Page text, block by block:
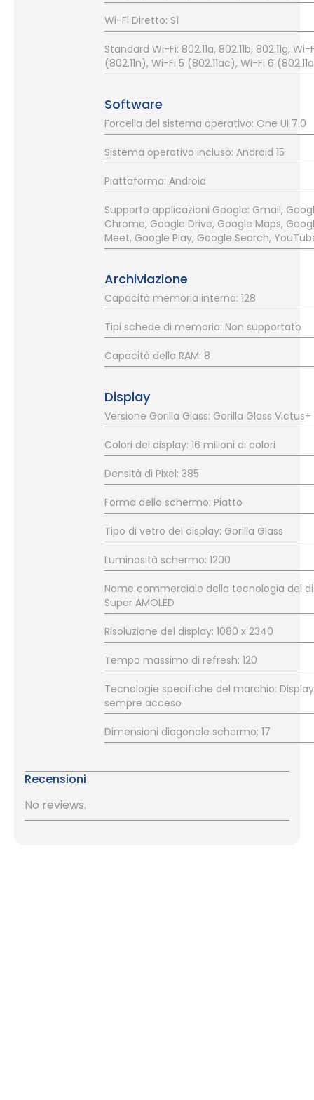
Wi-Fi Diretto: Sì
Standard Wi-Fi: 802.11a, 802.11b, 802.11g, Wi-
(802.11n), Wi-Fi 5 (802.11ac), Wi-Fi 6
Software
Forcella del sistema operativo: One UI 7.0
Sistema operativo incluso: Android 15
Piattaforma: Android
Supporto applicazioni Google: Gmail,
Chrome, Google Drive, Google Maps,
Meet, Google Play, Google Search,
Archiviazione
Capacità memoria interna: 128
Tipi schede di memoria: Non supportato
Capacità della RAM: 8
Display
Versione Gorilla Glass: Gorilla Glass Victus+
Colori del display: 16 milioni di colori
Densità di Pixel: 385
Forma dello schermo: Piatto
Tipo di vetro del display: Gorilla Glass
Luminosità schermo: 1200
Nome commerciale della tecnologia del
Super AMOLED
Risoluzione del display: 1080 x 2340
Tempo massimo di refresh: 120
Tecnologie specifiche del marchio: Display
sempre acceso
Dimensioni diagonale schermo: 17
Recensioni
No reviews.